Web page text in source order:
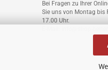
Bei Fragen zu Ihrer
Sie uns von Montag bis
17.00 Uhr.